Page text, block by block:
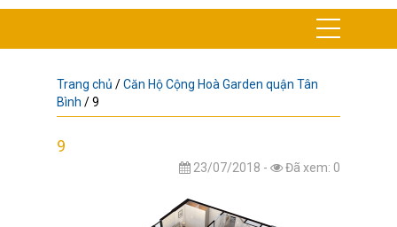
Trang chủ /Căn Hộ Cộng Hoà Garden quận Tân
Bình /9
9
23/07/2018 - Đã xem: 0